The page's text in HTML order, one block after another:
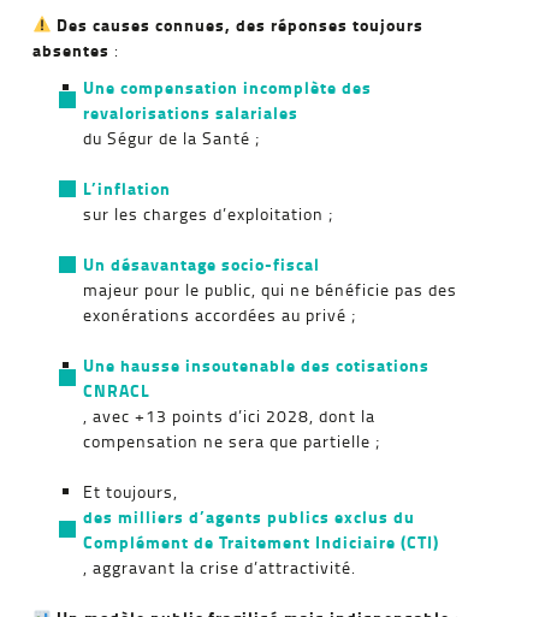
Des causes connues, des réponses toujours
absentes :
Une compensation incomplète des
revalorisations salariales
du Ségur de la Santé ;
L’inflation
sur les charges d’exploitation ;
Un désavantage socio-fiscal
majeur pour le public, qui ne bénéficie pas des
exonérations accordées au privé ;
Une hausse insoutenable des cotisations
CNRACL
, avec +13 points d’ici 2028, dont la
compensation ne sera que partielle ;
Et toujours,
des milliers d’agents publics exclus du
Complément de Traitement Indiciaire (CTI)
, aggravant la crise d’attractivité.